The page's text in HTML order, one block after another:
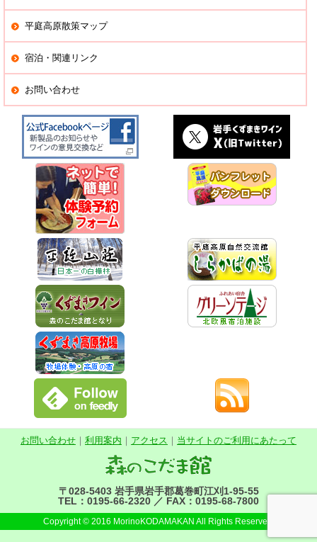
平庭高原散策マップ
宿泊・関連リンク
お問い合わせ
お問い合わせ ｜ 利用案内 ｜ アクセス ｜ 当サイトのご利用にあたって
〒028-5403 岩手県岩手郡葛巻町江刈1-95-55
TEL：0195-66-2320 ／ FAX：0195-68-7800
Copyright © 2016 MorinoKODAMAKAN All Rights Reserved.